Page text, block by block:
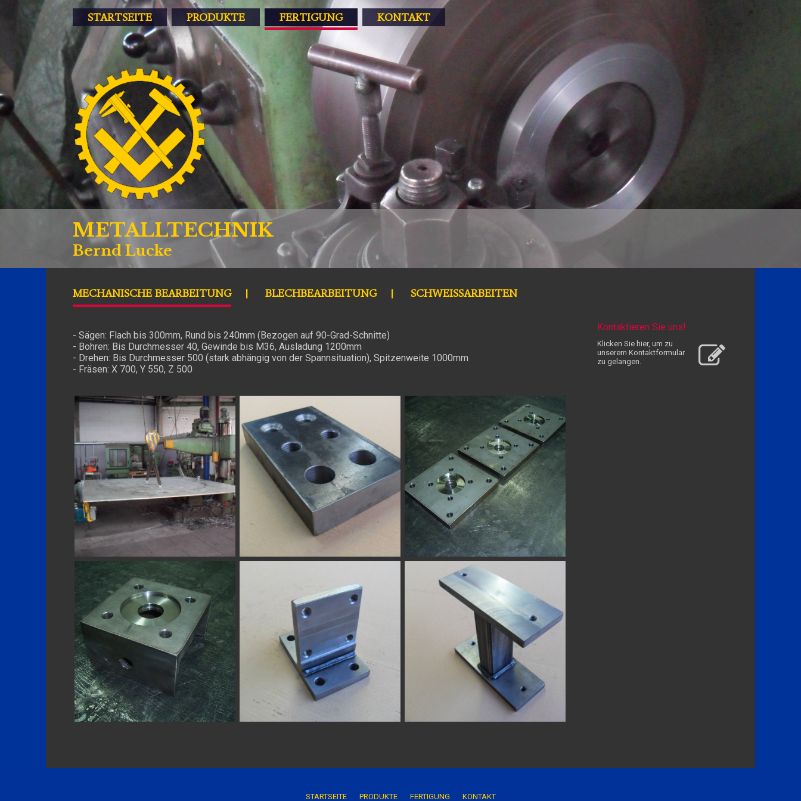
STARTSEITE PRODUKTE FERTIGUNG KONTAKT
METALLTECHNIK
Bernd Lucke
MECHANISCHE BEARBEITUNG BLECHBEARBEITUNG SCHWEISSARBEITEN
- Sägen: Flach bis 300mm, Rund bis 240mm (Bezogen auf 90-Grad-Schnitte)
- Bohren: Bis Durchmesser 40, Gewinde bis M36, Ausladung 1200mm
- Drehen: Bis Durchmesser 500 (stark abhängig von der Spannsituation), Spitzenweite 1000mm
- Fräsen: X 700, Y 550, Z 500
Kontaktieren Sie uns!
Klicken Sie hier, um zu
unserem Kon­takt­for­mu­lar
zu gelangen.
STARTSEITE PRODUKTE FERTIGUNG KONTAKT